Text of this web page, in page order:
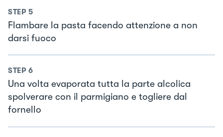
STEP 5
Flambare la pasta facendo attenzione a non
darsi fuoco
STEP 6
Una volta evaporata tutta la parte alcolica
spolverare con il parmigiano e togliere dal
fornello